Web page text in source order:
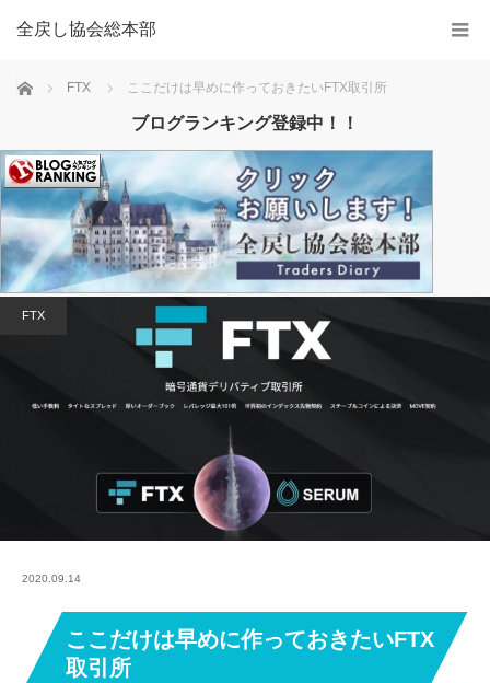
全戻し協会総本部
Home FTX ここだけは早めに作っておきたいFTX取引所
ブログランキング登録中！！
FTX
2020.09.14
ここだけは早めに作っておきたいFTX
取引所